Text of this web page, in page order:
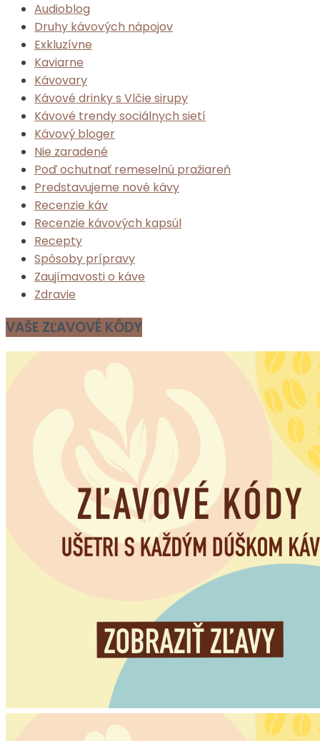
Audioblog
Druhy kávových nápojov
Exkluzívne
Kaviarne
Kávovary
Kávové drinky s Vlčie sirupy
Kávové trendy sociálnych sietí
Kávový bloger
Nie zaradené
Poď ochutnať remeselnú pražiareň
Predstavujeme nové kávy
Recenzie káv
Recenzie kávových kapsúl
Recepty
Spôsoby prípravy
Zaujímavosti o káve
Zdravie
VAŠE ZĽAVOVÉ KÓDY